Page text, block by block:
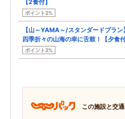
【2食付】
ポイント2%
【山～YAMA～/スタンダードプラン
四季折々の山海の幸に舌鼓！【夕食付
ポイント2%
この施設と交